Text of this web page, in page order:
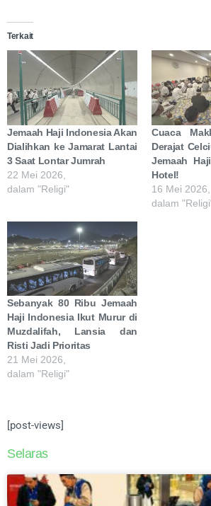
Terkait
Jemaah Haji Indonesia Akan
Dialihkan ke Jamarat Lantai
3 Saat Lontar Jumrah
22 Mei 2026,
dalam "Religi"
Cuaca
Derajat
Jemaah
Hotel!
16 Mei 2026,
dalam
Sebanyak 80 Ribu Jemaah
Haji Indonesia Ikut Murur di
Muzdalifah, Lansia dan
Risti Jadi Prioritas
21 Mei 2026,
dalam "Religi"
[post-views]
Selaras